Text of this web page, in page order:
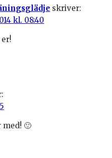
skriver:
kl. 08:40
🙂